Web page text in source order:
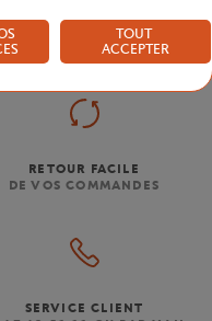
RETOUR FACILE
DE VOS COMMANDES
SERVICE CLIENT
TOUT
ACCEPTER